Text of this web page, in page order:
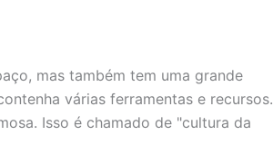
mas também tem uma grande
várias ferramentas e recursos.
Isso é chamado de "cultura da